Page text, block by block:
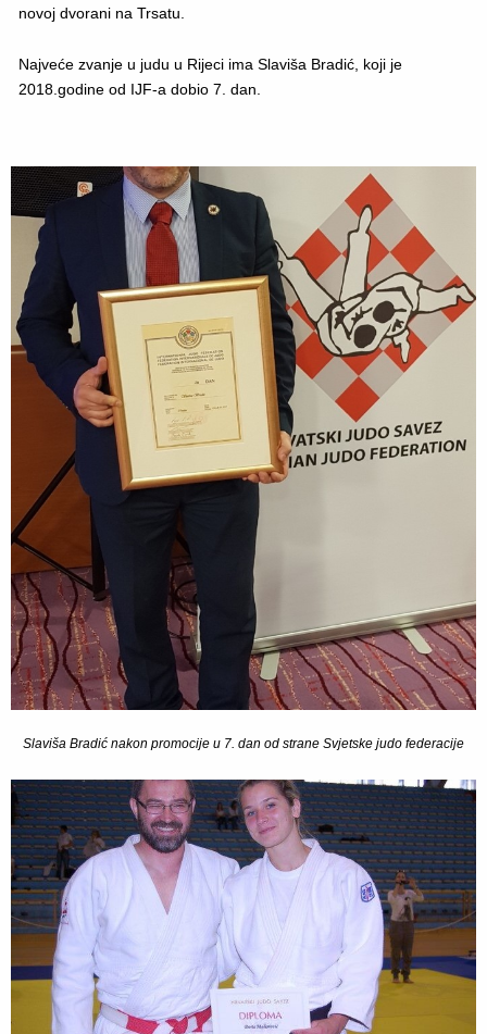
novoj dvorani na Trsatu.
Najveće zvanje u judu u Rijeci ima Slaviša Bradić, koji je
2018.godine od IJF-a dobio 7. dan.
Slaviša Bradić nakon promocije u 7. dan od strane Svjetske judo federacije